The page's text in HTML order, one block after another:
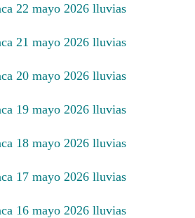
22 mayo 2026 lluvias
21 mayo 2026 lluvias
20 mayo 2026 lluvias
19 mayo 2026 lluvias
18 mayo 2026 lluvias
17 mayo 2026 lluvias
16 mayo 2026 lluvias